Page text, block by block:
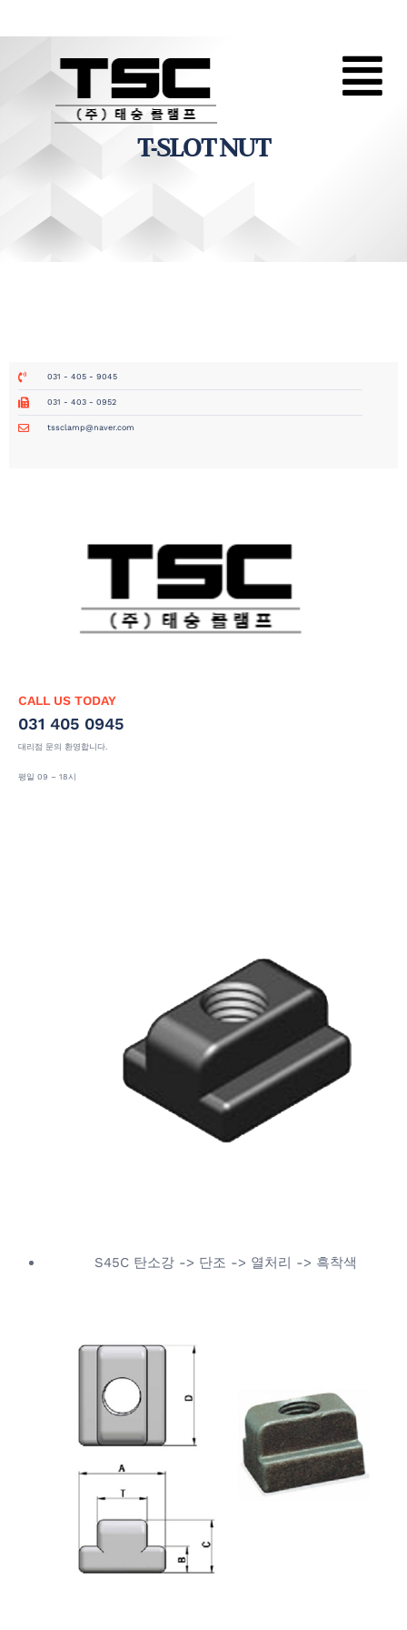
T-SLOT NUT
031 - 405 - 9045
031 - 403 - 0952
tssclamp@naver.com
CALL US TODAY
031 405 0945
대리점 문의 환영합니다.
평일 09 – 18시
S45C 탄소강 -> 단조 -> 열처리 -> 흑착색